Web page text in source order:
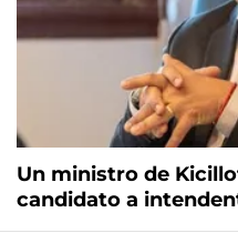
Un ministro de
candidato a